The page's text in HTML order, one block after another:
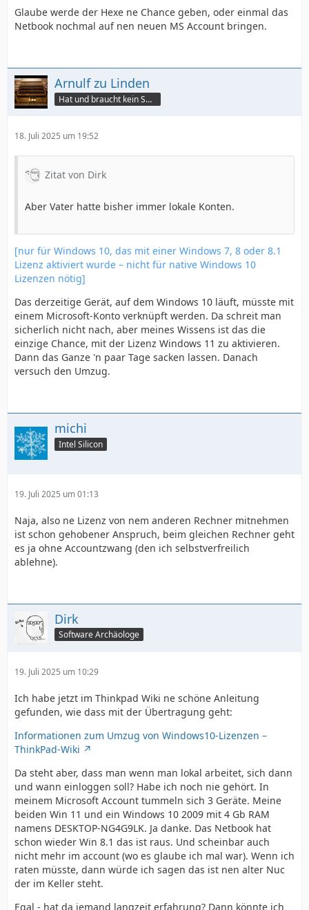
Glaube werde der Hexe ne Chance geben, oder einmal das
Netbook nochmal auf nen neuen MS Account bringen.
Arnulf zu Linden
Hat und braucht kein Smartphone!
18. Juli 2025 um 19:52
Zitat von Dirk
Aber Vater hatte bisher immer lokale Konten.
[nur für Windows 10, das mit einer Windows 7, 8 oder 8.1
Lizenz aktiviert wurde – nicht für native Windows 10
Lizenzen nötig]
Das derzeitige Gerät, auf dem Windows 10 läuft, müsste mit
einem Microsoft-Konto verknüpft werden. Da schreit man
sicherlich nicht nach, aber meines Wissens ist das die
einzige Chance, mit der Lizenz Windows 11 zu aktivieren.
Dann das Ganze 'n paar Tage sacken lassen. Danach
versuch den Umzug.
michi
Intel Silicon
19. Juli 2025 um 01:13
Naja, also ne Lizenz von nem anderen Rechner mitnehmen
ist schon gehobener Anspruch, beim gleichen Rechner geht
es ja ohne Accountzwang (den ich selbstverfreilich
ablehne).
Dirk
Software Archäologe
19. Juli 2025 um 10:29
Ich habe jetzt im Thinkpad Wiki ne schöne Anleitung
gefunden, wie dass mit der Übertragung geht:
Informationen zum Umzug von Windows10-Lizenzen –
ThinkPad-Wiki
Da steht aber, dass man wenn man lokal arbeitet, sich dann
und wann einloggen soll? Habe ich noch nie gehört. In
meinem Microsoft Account tummeln sich 3 Geräte. Meine
beiden Win 11 und ein Windows 10 2009 mit 4 Gb RAM
namens DESKTOP-NG4G9LK. Ja danke. Das Netbook hat
schon wieder Win 8.1 das ist raus. Und scheinbar auch
nicht mehr im account (wo es glaube ich mal war). Wenn ich
raten müsste, dann würde ich sagen das ist nen alter Nuc
der im Keller steht.
Egal - hat da jemand langzeit erfahrung? Dann könnte ich